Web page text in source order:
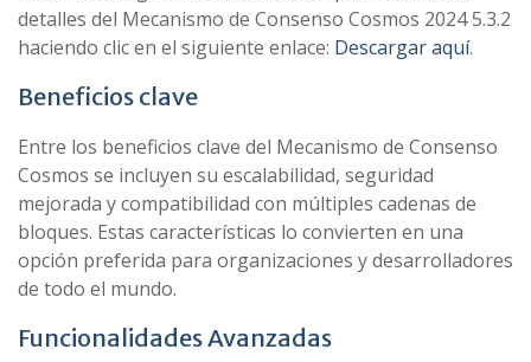
detalles del Mecanismo de Consenso Cosmos 2024 5.3.2
haciendo clic en el siguiente enlace: Descargar aquí.
Beneficios clave
Entre los beneficios clave del Mecanismo de Consenso
Cosmos se incluyen su escalabilidad, seguridad
mejorada y compatibilidad con múltiples cadenas de
bloques. Estas características lo convierten en una
opción preferida para organizaciones y desarrolladores
de todo el mundo.
Funcionalidades Avanzadas